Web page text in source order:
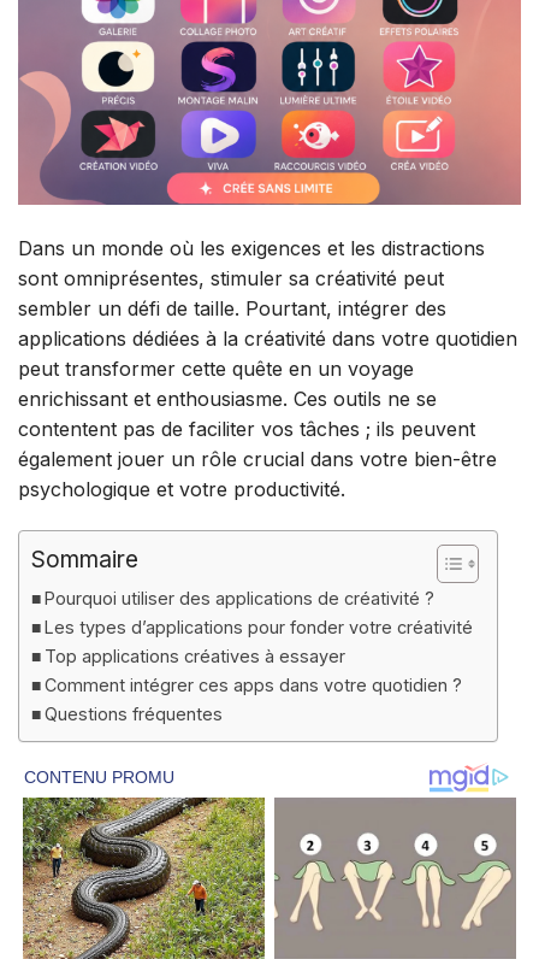
Dans un monde où les exigences et les distractions
sont omniprésentes, stimuler sa créativité peut
sembler un défi de taille. Pourtant, intégrer des
applications dédiées à la créativité dans votre quotidien
peut transformer cette quête en un voyage
enrichissant et enthousiasme. Ces outils ne se
contentent pas de faciliter vos tâches ; ils peuvent
également jouer un rôle crucial dans votre bien-être
psychologique et votre productivité.
Sommaire
Pourquoi utiliser des applications de créativité ?
Les types d’applications pour fonder votre créativité
Top applications créatives à essayer
Comment intégrer ces apps dans votre quotidien ?
Questions fréquentes